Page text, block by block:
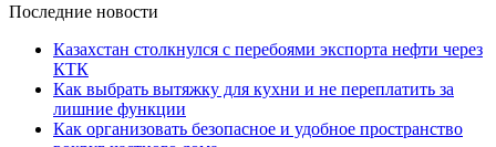
Последние новости
Казахстан столкнулся с перебоями экспорта нефти через
КТК
Как выбрать вытяжку для кухни и не переплатить за
лишние функции
Как организовать безопасное и удобное пространство